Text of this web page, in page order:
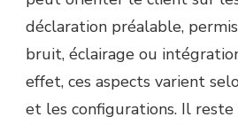
déclaration préalable,
bruit, éclairage ou
effet, ces aspects varient
et les configurations. Il